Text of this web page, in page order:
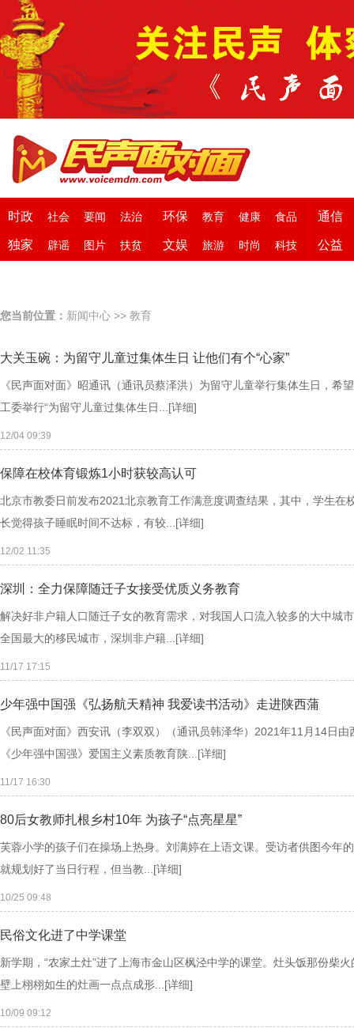
时政 社会 要闻 法治
独家 辟谣 图片 扶贫
环保 教育 健康 食品
文娱 旅游 时尚 科技
通信
公益
您当前位置： 新闻中心 >> 教育
大关玉碗：为留守儿童过集体生日 让他们有个“心家”
《民声面对面》昭通讯（通讯员蔡泽洪）为留守儿童举行集体生日，
工委举行“为留守儿童过集体生日... [详细]
12/04 09:39
保障在校体育锻炼1小时获较高认可
北京市教委日前发布2021北京教育工作满意度调查结果，其中，学生
长觉得孩子睡眠时间不达标，有较... [详细]
12/02 11:35
深圳：全力保障随迁子女接受优质义务教育
解决好非户籍人口随迁子女的教育需求，对我国人口流入较多的大中城
全国最大的移民城市，深圳非户籍... [详细]
11/17 17:15
少年强中国强《弘扬航天精神 我爱读书活动》走进陕西蒲
《民声面对面》西安讯（李双双）（通讯员韩泽华）2021年11月14日
《少年强中国强》爱国主义素质教育陕... [详细]
11/17 16:30
80后女教师扎根乡村10年 为孩子“点亮星星”
芙蓉小学的孩子们在操场上热身。刘满婷在上语文课。受访者供图今年
就规划好了当日行程，但当教... [详细]
10/25 09:48
民俗文化进了中学课堂
新学期，“农家土灶”进了上海市金山区枫泾中学的课堂。灶头饭那份柴
壁上栩栩如生的灶画一点点成形... [详细]
10/09 09:12